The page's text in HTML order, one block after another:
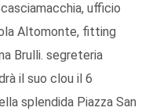
ufficio
Altomonte, fitting
Brulli. segreteria
il suo clou il 6
splendida Piazza San